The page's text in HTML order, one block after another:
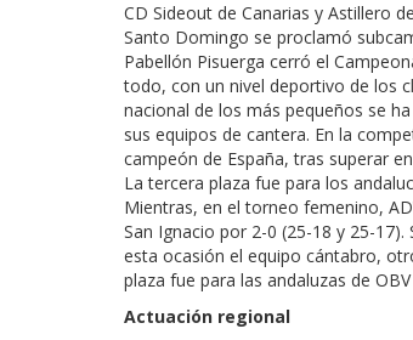
CD Sideout de Canarias y Astillero
Santo Domingo se proclamó
Pabellón Pisuerga cerró el
todo, con un nivel deportivo de los
nacional de los más pequeños se
sus equipos de cantera. En la
campeón de España, tras superar
La tercera plaza fue para los
Mientras, en el torneo femenino,
San Ignacio por 2-0 (25-18 y 25-
esta ocasión el equipo cántabro,
plaza fue para las andaluzas de
Actuación regional